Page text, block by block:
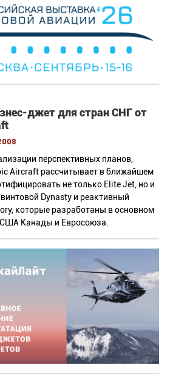
джет для стран СНГ от
перспективных планов,
Aircraft рассчитывает в ближайшем
не только Elite Jet, но и
Dynasty и реактивный
которые разработаны в основном
Канады и Евросоюза.